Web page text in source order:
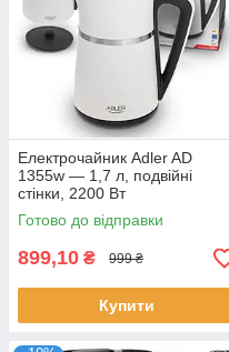
Електрочайник Adler AD
1355w — 1,7 л, подвійні
стінки, 2200 Вт
Готово до відправки
899,10 ₴ 999 ₴
Купити